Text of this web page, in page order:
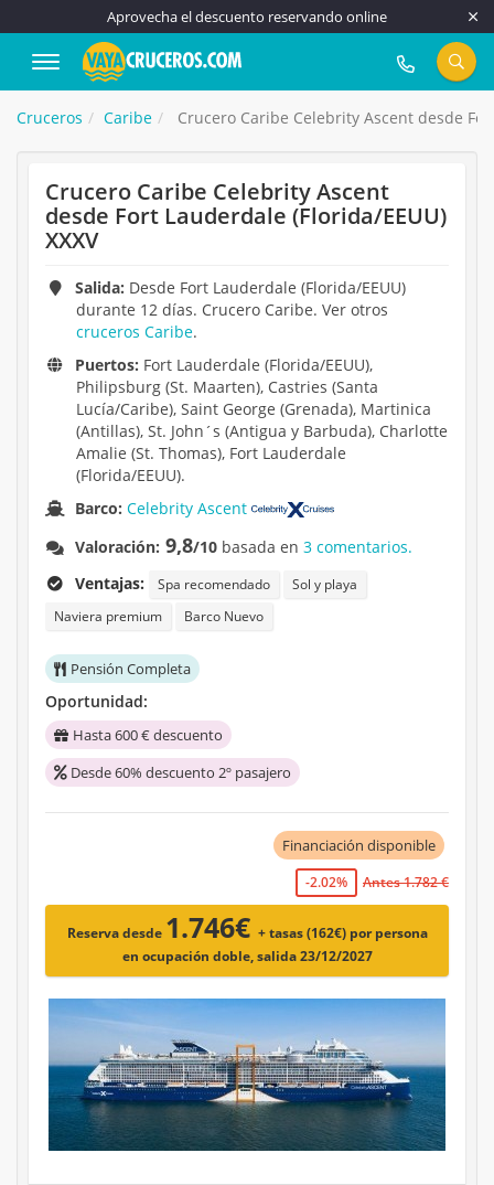
Aprovecha el descuento reservando online
917 815 555
Cruceros Caribe Crucero Caribe Celebrity Ascent desde
Crucero Caribe Celebrity Ascent
desde Fort Lauderdale (Florida/EEUU)
XXXV
Salida: Desde Fort Lauderdale (Florida/EEUU)
durante 12 días. Crucero Caribe. Ver otros
cruceros Caribe.
Puertos: Fort Lauderdale (Florida/EEUU),
Philipsburg (St. Maarten), Castries (Santa
Lucía/Caribe), Saint George (Grenada), Martinica
(Antillas), St. John´s (Antigua y Barbuda), Charlotte
Amalie (St. Thomas), Fort Lauderdale
(Florida/EEUU).
Barco:Celebrity Ascent
Valoración: 9,8/10 basada en3 comentarios.
Ventajas:
Spa recomendado
Sol y playa
Naviera premium
Barco Nuevo
Pensión Completa
Oportunidad:
Hasta 600 € descuento
Desde 60% descuento 2º pasajero
Financiación disponible
-2.02% Antes 1.782 €
Reserva desde 1.746€ + tasas (162€) por persona
en ocupación doble, salida 23/12/2027